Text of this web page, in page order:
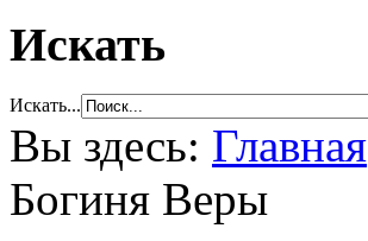
Искать
Искать...
Вы здесь: Главная
Богиня Веры